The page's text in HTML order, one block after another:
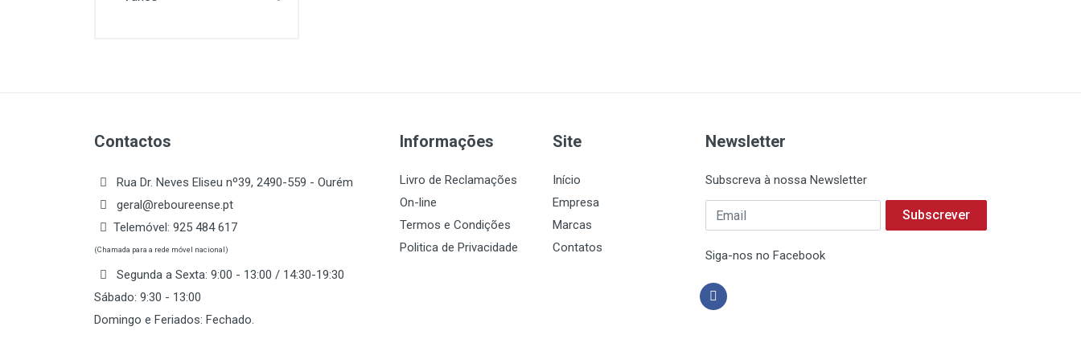
Contactos
Rua Dr. Neves Eliseu nº39, 2490-559 - Ourém
geral@reboureense.pt
Telemóvel: 925 484 617
(Chamada para a rede móvel nacional)
Segunda a Sexta: 9:00 - 13:00 / 14:30-19:30
Sábado: 9:30 - 13:00
Domingo e Feriados: Fechado.
Informações
Livro de Reclamações
On-line
Termos e Condições
Politica de Privacidade
Site
Início
Empresa
Marcas
Contatos
Newsletter
Subscreva à nossa Newsletter
Subscrever
Siga-nos no Facebook